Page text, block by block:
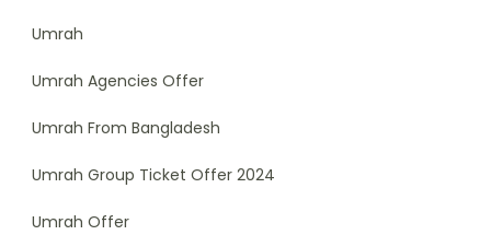
Umrah
Umrah Agencies Offer
Umrah From Bangladesh
Umrah Group Ticket Offer 2024
Umrah Offer